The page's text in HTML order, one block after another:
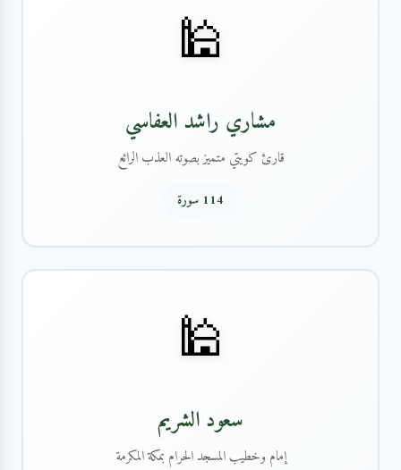
🕌
مشاري راشد العفاسي
قارئ كويتي متميز بصوته العذب الرائع
114 سورة
🕌
سعود الشريم
إمام وخطيب المسجد الحرام بمكة المكرمة